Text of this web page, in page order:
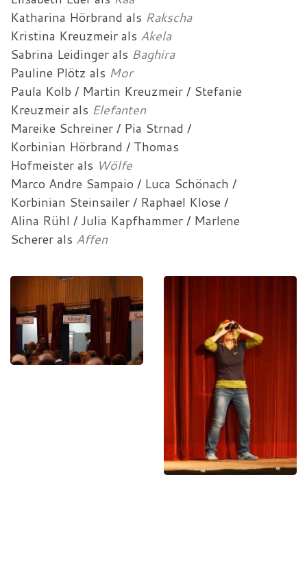
Katharina Hörbrand als Rakscha
Kristina Kreuzmeirals Akela
Sabrina Leidingerals Baghira
Pauline Plötz als Mor
Paula Kolb / Martin Kreuzmeir / Stefanie
Kreuzmeirals Elefanten
Mareike Schreiner / Pia Strnad /
Korbinian Hörbrand / Thomas
Hofmeisterals Wölfe
Marco Andre Sampaio / Luca Schönach /
Korbinian Steinsailer / Raphael Klose /
Alina Rühl / Julia Kapfhammer / Marlene
Schererals Affen